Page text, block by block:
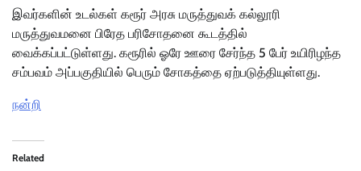
இவர்களின் உடல்கள் கரூர் அரசு மருத்துவக் கல்லூரி
மருத்துவமனை பிரேத பரிசோதனை கூடத்தில்
வைக்கப்பட்டுள்ளது. கரூரில் ஓரே ஊரை சேர்ந்த 5 பேர் உயிரிழந்த
சம்பவம் அப்பகுதியில் பெரும் சோகத்தை ஏற்படுத்தியுள்ளது.
நன்றி
Related